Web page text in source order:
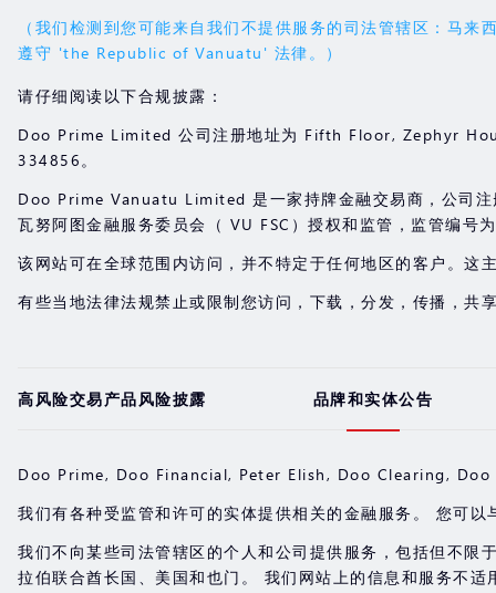
（我们检测到您可能来自我们不提供服务的司法管辖区：马
遵守 'the Republic of Vanuatu' 法律。）
请仔细阅读以下合规披露：
Doo Prime Limited 公司注册地址为 Fifth Floor, Zephyr
334856。
Doo Prime Vanuatu Limited 是一家持牌金融交易商，公
瓦努阿图金融服务委员会（ VU FSC）授权和监管，监管编号
该网站可在全球范围内访问，并不特定于任何地区的客户。这
有些当地法律法规禁止或限制您访问，下载，分发，传播，共
高风险交易产品风险披露 品牌和实体公告
Doo Prime, Doo Financial, Peter Elish, Doo Clearing, Doo
我们有各种受监管和许可的实体提供相关的金融服务。 您可
我们不向某些司法管辖区的个人和公司提供服务，包括但不限
拉伯联合酋长国、美国和也门。 我们网站上的信息和服务不